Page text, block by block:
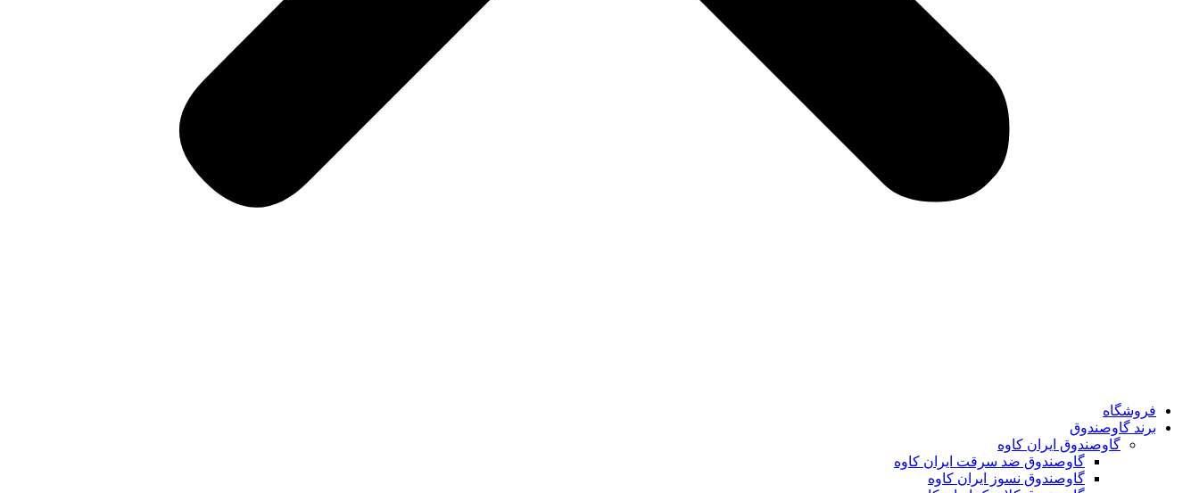
فروشگاه
برند گاوصندوق
گاوصندوق ایران کاوه
گاوصندوق ضد سرقت ایران کاوه
گاوصندوق نسوز ایران کاوه